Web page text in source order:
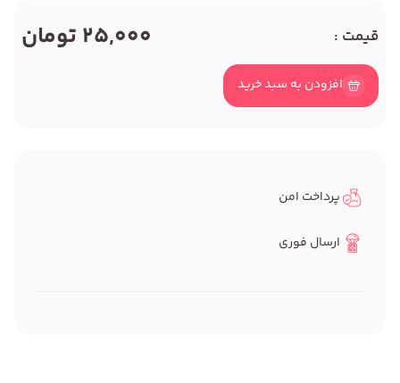
قیمت : 25,000 تومان
افزودن به سبد خرید
پرداخت امن
ارسال فوری